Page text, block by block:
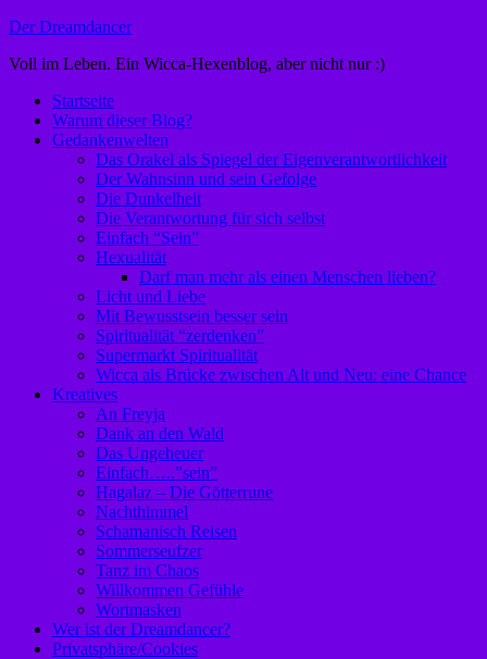
Zum
springen
Der Dreamdancer
Voll im Leben. Ein Wicca-Hexenblog, aber nicht nur :)
Startseite
Warum dieser Blog?
Gedankenwelten
Das Orakel als Spiegel der Eigenverantwortlichkeit
Der Wahnsinn und sein Gefolge
Die Dunkelheit
Die Verantwortung für sich selbst
Einfach “Sein”
Hexualität
Darf man mehr als einen Menschen lieben?
Licht und Liebe
Mit Bewusstsein besser sein
Spiritualität “zerdenken”
Supermarkt Spiritualität
Wicca als Brücke zwischen Alt und Neu: eine Chance
Kreatives
An Freyja
Dank an den Wald
Das Ungeheuer
Einfach…..”sein”
Hagalaz – Die Götterrune
Nachthimmel
Schamanisch Reisen
Sommerseufzer
Tanz im Chaos
Willkommen Gefühle
Wortmasken
Wer ist der Dreamdancer?
Privatsphäre/Cookies